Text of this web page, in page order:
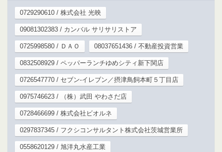
0729290610 / 株式会社 光映
09081302383 / カンバル サリサリストア
0725998580 / ＤＡＯ 08037651436 / 不動産投資営業
0832508929 / ペッパーランチゆめシティ新下関店
0726547770 / セブン‐イレブン／摂津鳥飼本町５丁目店
0975746623 / （株）武田 やわさだ店
0728466699 / 株式会社ビオルネ
0297837345 / フクシコンサルタント株式会社茨城営業所
0558620129 / 旭洋丸水産工業